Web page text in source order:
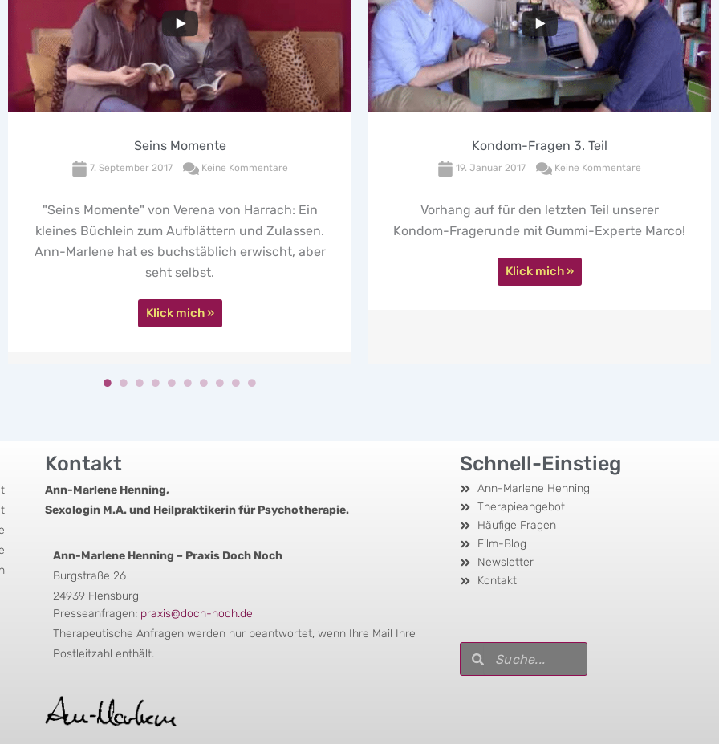
September 2017 Keine Kommentare
von Verena von Harrach: Ein
zum Aufblättern und Zulassen.
hat es buchstäblich erwischt, aber
Kondom-Fragen 3. Teil
Keine Kommentare
Vorhang auf für den letzten Teil unserer
Kondom-Fragerunde mit Gummi-Experte Marco!
rund
Kontakt
Ann-Marlene Henning,
Sexologin M.A. und Heilpraktikerin für Psychotherapie.
Ann-Marlene Henning – Praxis Doch Noch
Burgstraße 26
24939 Flensburg
Presseanfragen: praxis@doch-noch.de
Therapeutische Anfragen werden nur beantwortet, wenn Ihre Mail Ihre
Postleitzahl enthält.
Schnell-Einstieg
Ann-Marlene Henning
Therapieangebot
Häufige Fragen
Film-Blog
Newsletter
Kontakt
Suche